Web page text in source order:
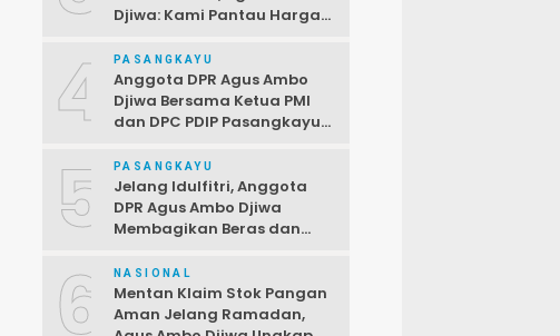
Djiwa: Kami Pantau Harga
4 PASANGKAYU
Anggota DPR Agus Ambo
Djiwa Bersama Ketua PMI
dan DPC PDIP Pasangkayu
Korban Kebakaran di Desa
Kayumaloa
5 PASANGKAYU
Jelang Idulfitri, Anggota
DPR Agus Ambo Djiwa
Membagikan Beras dan
Kurang Mampu
6 NASIONAL
Mentan Klaim Stok Pangan
Aman Jelang Ramadan,